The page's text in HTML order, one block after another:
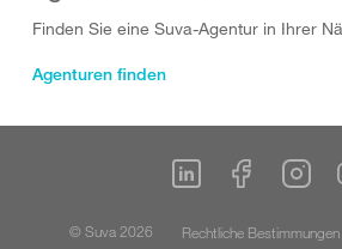
Finden Sie eine Suva-Agentur in Ihrer
Agenturen finden
© Suva 2026 Rechtliche Bestimmungen